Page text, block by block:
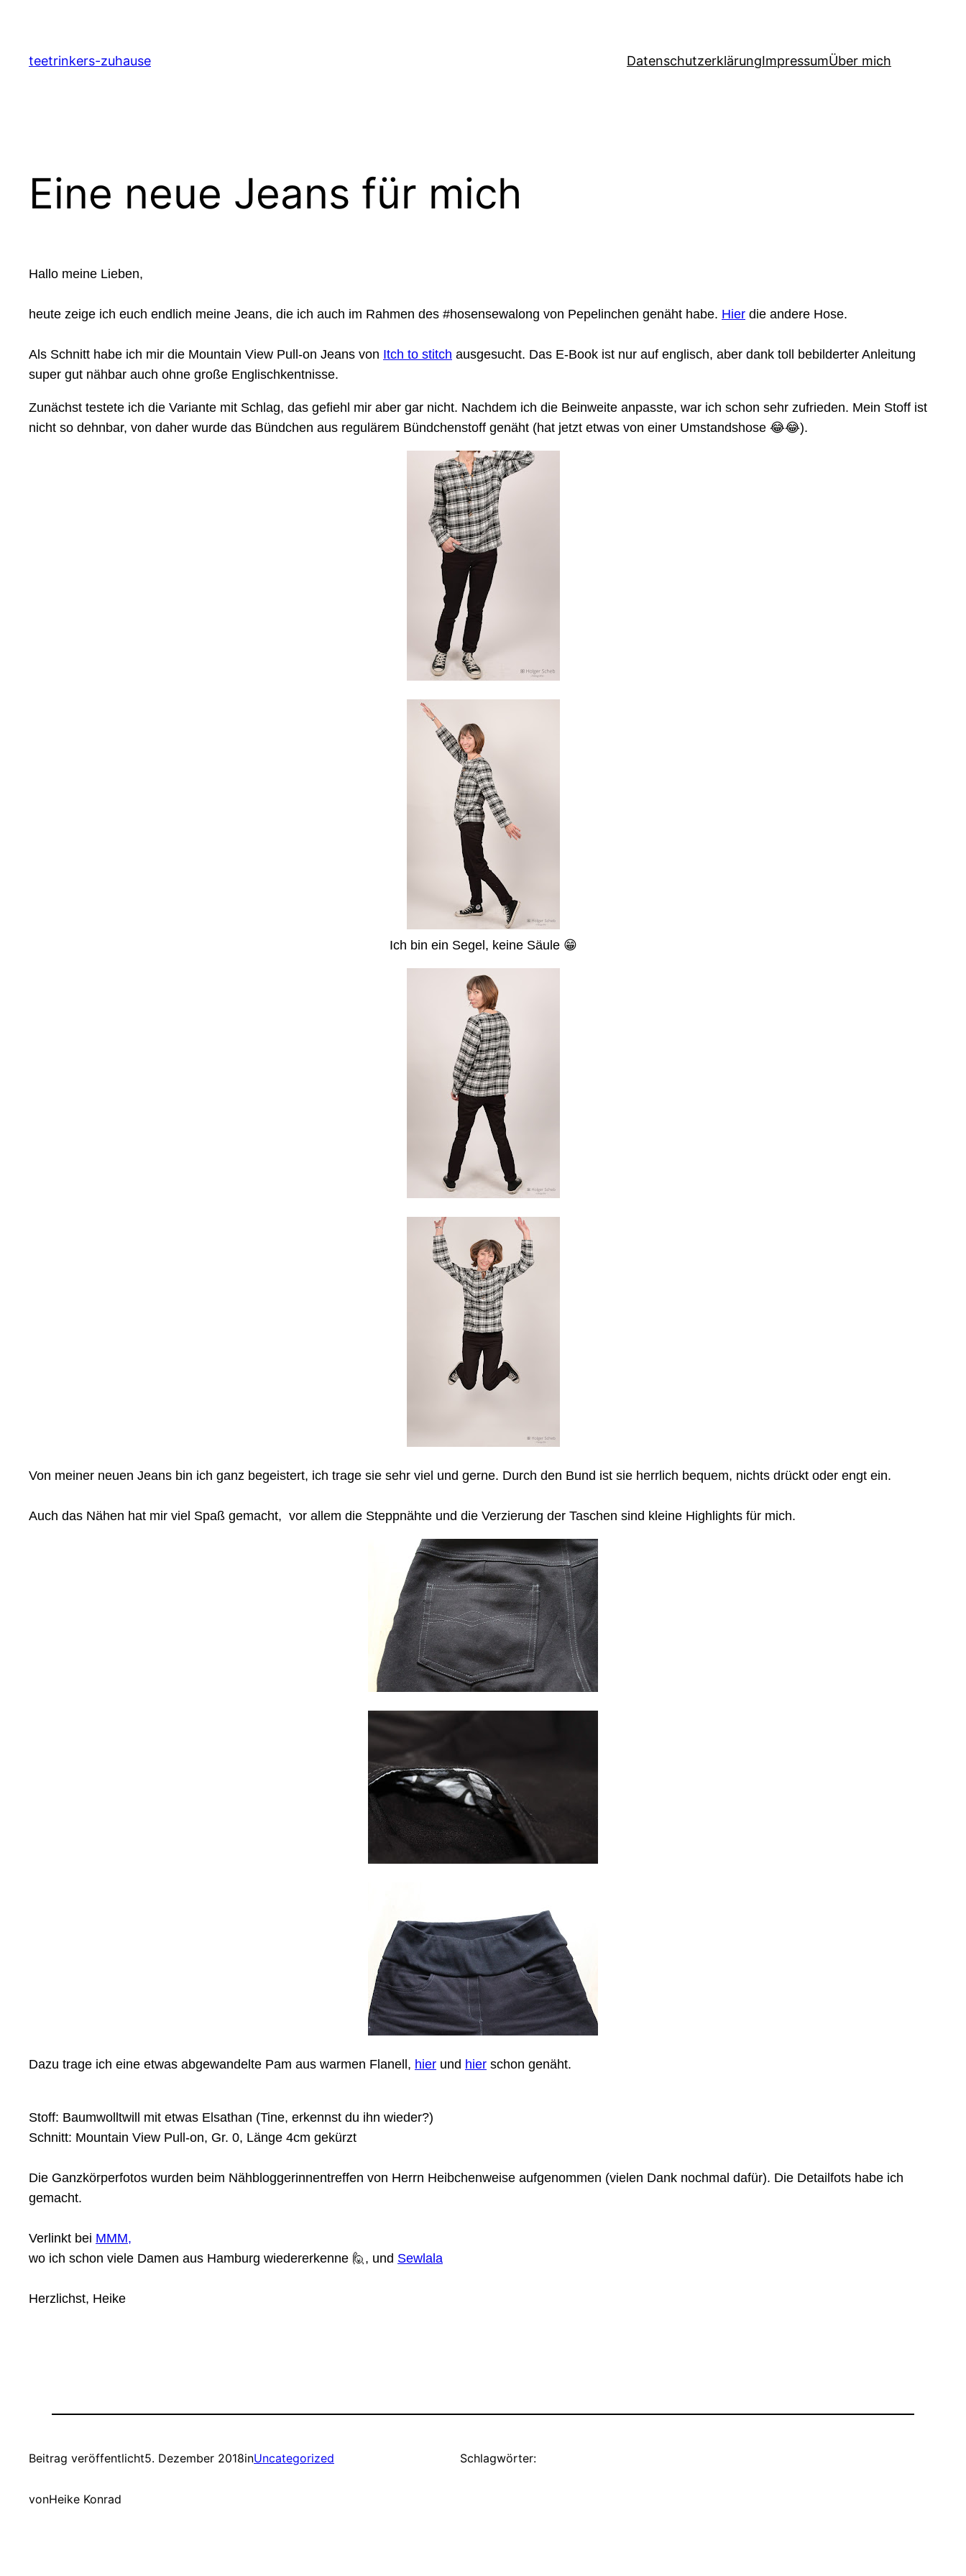
springen
teetrinkers-zuhause DatenschutzerklärungImpressumÜber mich
Eine neue Jeans für mich
Hallo meine Lieben,
heute zeige ich euch endlich meine Jeans, die ich auch im Rahmen des #hosensewalong von Pepelinchen genäht habe. Hier die andere Hose.
Als Schnitt habe ich mir die Mountain View Pull-on Jeans von Itch to stitch ausgesucht. Das E-Book ist nur auf englisch, aber dank toll bebilderter Anleitung
super gut nähbar auch ohne große Englischkentnisse.
Zunächst testete ich die Variante mit Schlag, das gefiehl mir aber gar nicht. Nachdem ich die Beinweite anpasste, war ich schon sehr zufrieden. Mein Stoff ist
nicht so dehnbar, von daher wurde das Bündchen aus regulärem Bündchenstoff genäht (hat jetzt etwas von einer Umstandshose 😂😂).
Ich bin ein Segel, keine Säule 😁
Von meiner neuen Jeans bin ich ganz begeistert, ich trage sie sehr viel und gerne. Durch den Bund ist sie herrlich bequem, nichts drückt oder engt ein.
Auch das Nähen hat mir viel Spaß gemacht, vor allem die Steppnähte und die Verzierung der Taschen sind kleine Highlights für mich.
Dazu trage ich eine etwas abgewandelte Pam aus warmen Flanell, hier und hier schon genäht.
Stoff: Baumwolltwill mit etwas Elsathan (Tine, erkennst du ihn wieder?)
Schnitt: Mountain View Pull-on, Gr. 0, Länge 4cm gekürzt
Die Ganzkörperfotos wurden beim Nähbloggerinnentreffen von Herrn Heibchenweise aufgenommen (vielen Dank nochmal dafür). Die Detailfots habe ich
gemacht.
Verlinkt bei MMM,
wo ich schon viele Damen aus Hamburg wiedererkenne 🙋, und Sewlala
Herzlichst, Heike
Beitrag veröffentlicht5. Dezember 2018inUncategorized
vonHeike Konrad
Schlagwörter: